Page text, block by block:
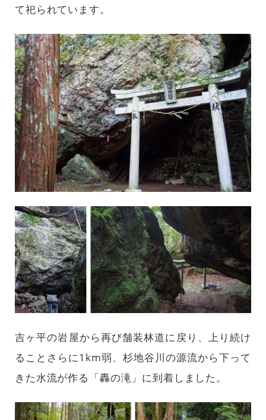
て祀られています。
吉ヶ平の岩屋から再び舗装林道に戻り、上り続け
ることさらに1km弱、杉地谷川の源流から下って
きた水流が作る「轟の滝」に到着しました。